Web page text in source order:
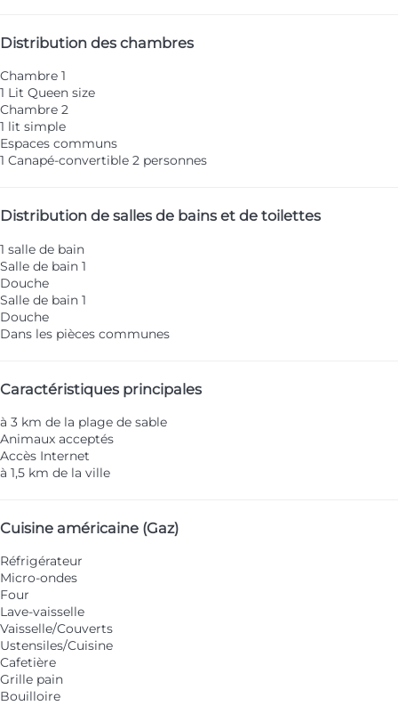
Distribution des chambres
Chambre 1
1 Lit Queen size
Chambre 2
1 lit simple
Espaces communs
1 Canapé-convertible 2 personnes
Distribution de salles de bains et de toilettes
1 salle de bain
Salle de bain 1
Douche
Salle de bain 1
Douche
Dans les pièces communes
Caractéristiques principales
à 3 km de la plage de sable
Animaux acceptés
Accès Internet
à 1,5 km de la ville
Cuisine américaine (Gaz)
Réfrigérateur
Micro-ondes
Four
Lave-vaisselle
Vaisselle/Couverts
Ustensiles/Cuisine
Cafetière
Grille pain
Bouilloire